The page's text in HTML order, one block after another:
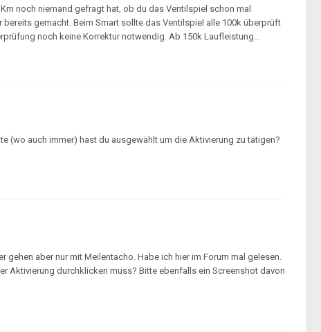
noch niemand gefragt hat, ob du das Ventilspiel schon mal
gemacht. Beim Smart sollte das Ventilspiel alle 100k überprüft
noch keine Korrektur notwendig. Ab 150k Laufleistung...
(wo auch immer) hast du ausgewählt um die Aktivierung zu tätigen?
aber nur mit Meilentacho. Habe ich hier im Forum mal gelesen.
Aktivierung durchklicken muss? Bitte ebenfalls ein Screenshot davon